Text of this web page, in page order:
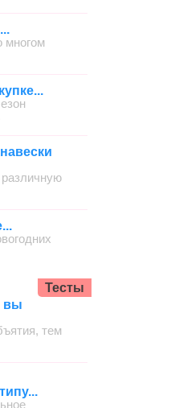
многом
Тесты
вы
тем